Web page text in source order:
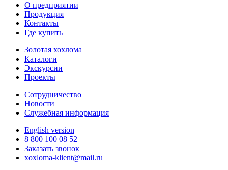
О предприятии
Продукция
Контакты
Где купить
Золотая хохлома
Каталоги
Экскурсии
Проекты
Сотрудничество
Новости
Служебная информация
English version
8 800 100 08 52
Заказать звонок
xoxloma-klient@mail.ru